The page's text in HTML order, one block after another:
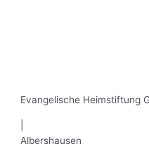
Evangelische Heimstiftung
Albershausen